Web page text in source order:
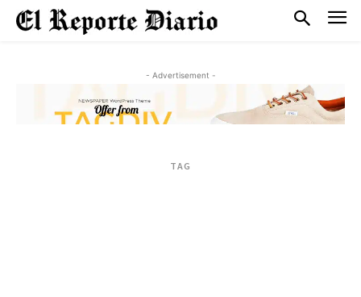
- Advertisement -
TAG